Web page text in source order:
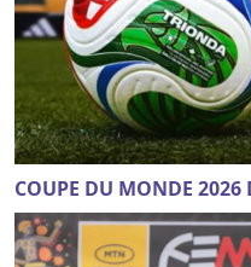
COUPE DU MONDE 2026